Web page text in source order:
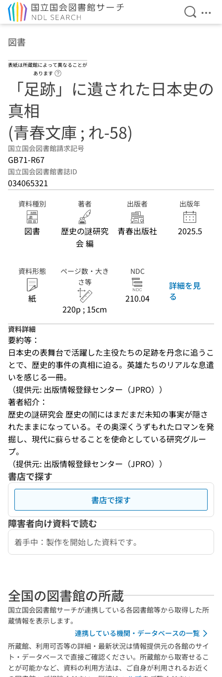
検索を
メ
図書
表紙は所蔵館によって異なることが
あります
「足跡」に遺された日本史の
真相
(青春文庫 ; れ-58)
国立国会図書館請求記号
GB71-R67
国立国会図書館書誌ID
034065321
資料種別
図書
著者
歴史の謎研究
会 編
出版者
青春出版社
出版年
2025.5
資料形態
紙
ページ数・大き
さ等
220p ; 15cm
NDC
210.04
詳細を見
る
資料詳細
要約等：
日本史の表舞台で活躍した主役たちの足跡を丹念に追うこ
とで、歴史的事件の真相に迫る。英雄たちのリアルな息遣
いを感じる一冊。
（提供元: 出版情報登録センター（JPRO））
著者紹介：
歴史の謎研究会 歴史の闇にはまだまだ未知の事実が隠さ
れたままになっている。その奥深くうずもれたロマンを発
掘し、現代に蘇らせることを使命としている研究グルー
プ。
（提供元: 出版情報登録センター（JPRO））
書店で探す
書店で探す
障害者向け資料で読む
着手中：製作を開始した資料です。
全国の図書館の所蔵
国立国会図書館サーチが連携している各図書館等から取得した所
蔵情報を表示します。
連携している機関・データベースの一覧
所蔵館、利用可否等の詳細・最新状況は情報提供元の各館のサイ
ト・データベースで直接ご確認ください。所蔵館から取寄せるこ
とが可能かなど、資料の利用方法は、ご自身が利用されるお近く